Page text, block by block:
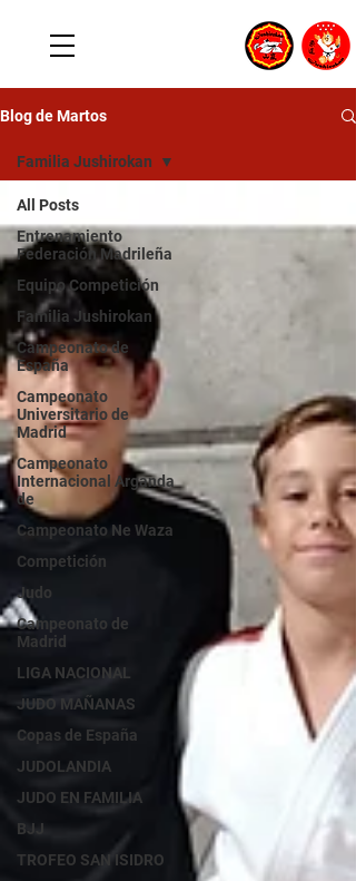
Blog de Martos
All Posts
Entrenamiento
Federación Madrileña
Equipo Competición
Familia Jushirokan
Campeonato de
España
Campeonato
Universitario de
Madrid
Campeonato
Internacional Arganda
de
Campeonato Ne Waza
Competición
Judo
Campeonato de
Madrid
LIGA NACIONAL
JUDO MAÑANAS
Copas de España
JUDOLANDIA
JUDO EN FAMILIA
BJJ
TROFEO SAN ISIDRO
Familia Jushirokan